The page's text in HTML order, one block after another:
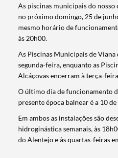
As piscinas municipais do
no próximo domingo, 25 de
mesmo horário de
às 20h00.
As Piscinas Municipais de
segunda-feira, enquanto as
Alcáçovas encerram à terça-
O último dia de funcionamento
presente época balnear é a 10
Em ambos as instalações são
hidroginástica semanais, às
do Alentejo e às quartas-feiras